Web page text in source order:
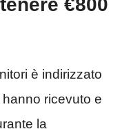
€800
è indirizzato
ricevuto e
la